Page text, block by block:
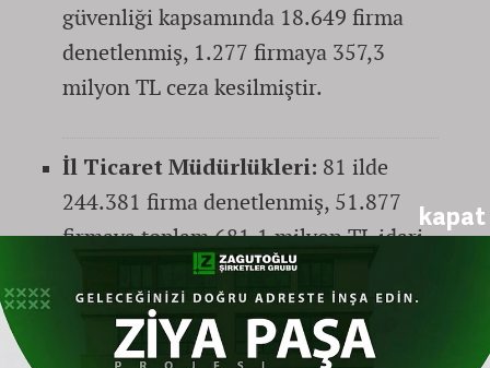
kapat
güvenliği kapsamında 18.649 firma
denetlenmiş, 1.277 firmaya 357,3
milyon TL ceza kesilmiştir.
İl Ticaret Müdürlükleri: 81 ilde
244.381 firma denetlenmiş, 51.877
firmaya toplam 681,1 milyon TL idari
para cezası verilmiştir.
Rekabet Kurumu'ndan Büyük Ceza